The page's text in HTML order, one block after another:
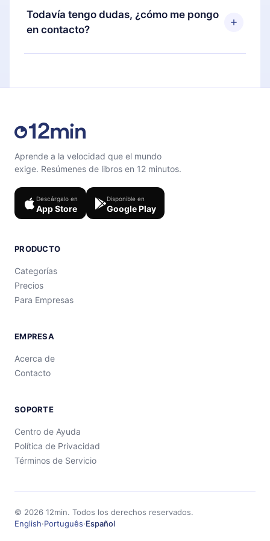
También puedes leer o escuchar tus títulos
favoritos sin conexión y desafiarte con un
puedes cancelar en cualquier momento y el
próximo ciclo de facturación no ocurrirá.
Todavía tengo dudas, ¿cómo me pongo
en contacto?
Siéntete libre de contactarnos en
Aprende a la velocidad que el mundo
exige. Resúmenes de libros en 12 minutos.
Descárgalo en
App Store
Disponible en
Google Play
PRODUCTO
Categorías
Precios
Para Empresas
EMPRESA
Acerca de
Contacto
SOPORTE
Centro de Ayuda
Política de Privacidad
Términos de Servicio
© 2026 12min. Todos los derechos reservados.
English·Português·Español